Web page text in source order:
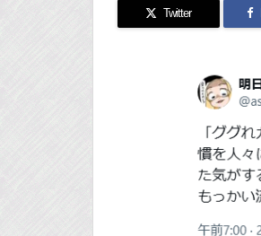
Twitter